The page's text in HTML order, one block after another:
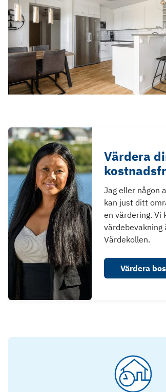
Värdera
Jag eller någon
kan just ditt
en värdering. Vi
värdebevakning
Värdekollen.
Värdera